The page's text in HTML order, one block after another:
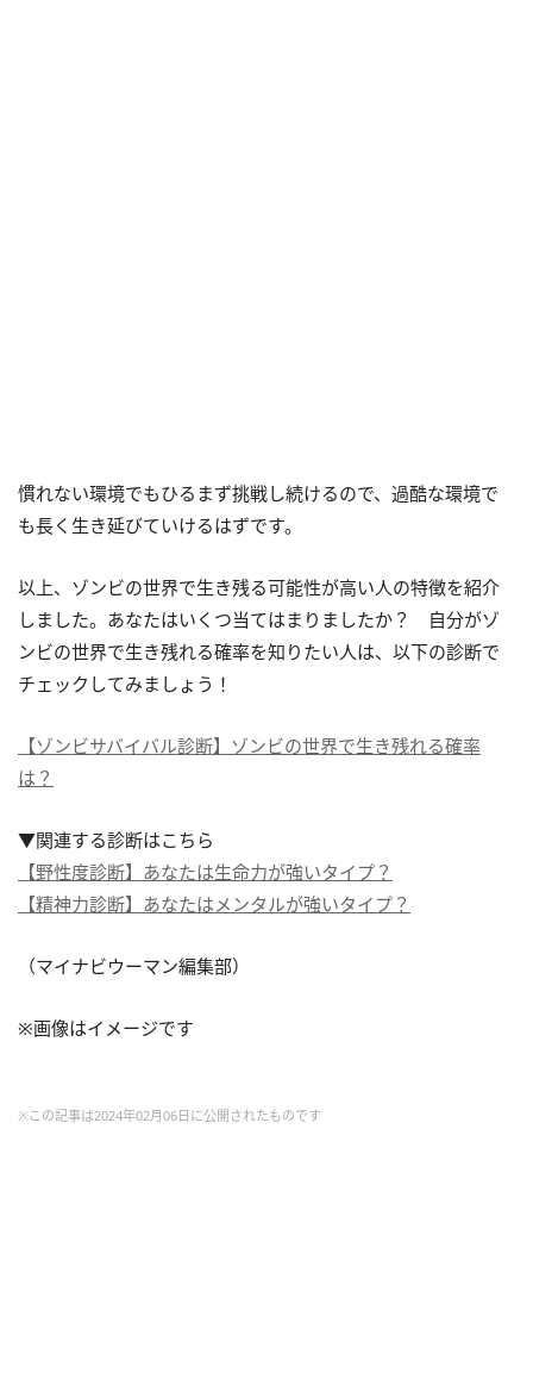
慣れない環境でもひるまず挑戦し続けるので、過酷な環境で
も長く生き延びていけるはずです。
以上、ゾンビの世界で生き残る可能性が高い人の特徴を紹介
しました。あなたはいくつ当てはまりましたか？ 自分がゾ
ンビの世界で生き残れる確率を知りたい人は、以下の診断で
チェックしてみましょう！
【ゾンビサバイバル診断】ゾンビの世界で生き残れる確率
は？
▼関連する診断はこちら
【野性度診断】あなたは生命力が強いタイプ？
【精神力診断】あなたはメンタルが強いタイプ？
（マイナビウーマン編集部）
※画像はイメージです
※この記事は2024年02月06日に公開されたものです